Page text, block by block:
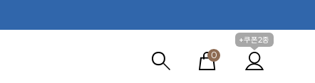
0
+쿠폰2종